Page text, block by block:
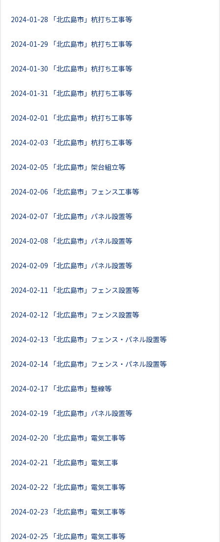
2024-01-28 「北広島市」杭打ち工事等
2024-01-29 「北広島市」杭打ち工事等
2024-01-30 「北広島市」杭打ち工事等
2024-01-31 「北広島市」杭打ち工事等
2024-02-01 「北広島市」杭打ち工事等
2024-02-03 「北広島市」杭打ち工事等
2024-02-05 「北広島市」架台組立等
2024-02-06 「北広島市」フェンス工事等
2024-02-07 「北広島市」パネル設置等
2024-02-08 「北広島市」パネル設置等
2024-02-09 「北広島市」パネル設置等
2024-02-11 「北広島市」フェンス設置等
2024-02-12 「北広島市」フェンス設置等
2024-02-13 「北広島市」フェンス・パネル設置等
2024-02-14 「北広島市」フェンス・パネル設置等
2024-02-17 「北広島市」整線等
2024-02-19 「北広島市」パネル設置等
2024-02-20 「北広島市」電気工事等
2024-02-21 「北広島市」電気工事
2024-02-22 「北広島市」電気工事等
2024-02-23 「北広島市」電気工事等
2024-02-25 「北広島市」電気工事等